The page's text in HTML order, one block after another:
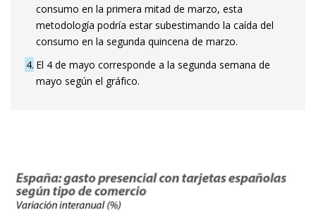
consumo en la primera mitad de marzo, esta
metodología podría estar subestimando la caída del
consumo en la segunda quincena de marzo.
4 El 4 de mayo corresponde a la segunda semana de
mayo según el gráfico.